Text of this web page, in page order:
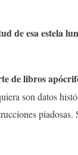
de esa estela
de libros
son datos